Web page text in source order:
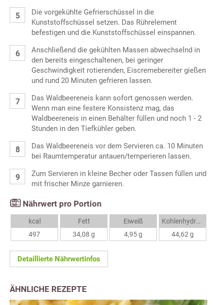
Die vorgekühlte Gefrierschüssel in die
Kunststoffschüssel setzen. Das Rührelement
befestigen und die Kunststoffschüssel einspannen.
Anschließend die gekühlten Massen abwechselnd in
den bereits eingeschaltenen, bei geringer
Geschwindigkeit rotierenden, Eiscremebereiter gießen
und rund 20 Minuten gefrieren lassen.
Das Waldbeereneis kann sofort genossen werden.
Wenn man eine festere Konsistenz mag, das
Waldbeereneis in einen Behälter füllen und noch 1 - 2
Stunden in den Tiefkühler geben.
Das Waldbeereneis vor dem Servieren ca. 10 Minuten
bei Raumtemperatur antauen/temperieren lassen.
Zum Servieren in kleine Becher oder Tassen füllen und
mit frischer Minze garnieren.
Nährwert pro Portion
kcal
497
Fett
34,08 g
Eiweiß
4,95 g
Kohlenhydrate
44,62 g
Detaillierte Nährwertinfos
ÄHNLICHE REZEPTE